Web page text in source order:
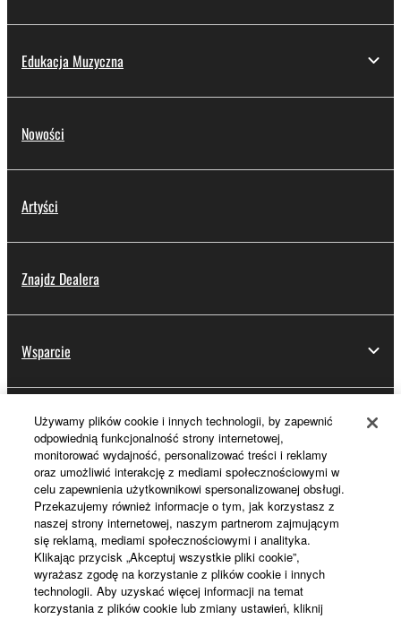
Edukacja Muzyczna
Nowości
Artyści
Znajdz Dealera
Wsparcie
Rejestracja Yamaha Music ID
Informacje o Yamaha
Polska - Polish
Biznes
Używamy plików cookie i innych technologii, by zapewnić
odpowiednią funkcjonalność strony internetowej,
monitorować wydajność, personalizować treści i reklamy
oraz umożliwić interakcję z mediami społecznościowymi w
celu zapewnienia użytkownikowi spersonalizowanej obsługi.
Przekazujemy również informacje o tym, jak korzystasz z
naszej strony internetowej, naszym partnerom zajmującym
się reklamą, mediami społecznościowymi i analityka.
Klikając przycisk „Akceptuj wszystkie pliki cookie”,
wyrażasz zgodę na korzystanie z plików cookie i innych
technologii. Aby uzyskać więcej informacji na temat
korzystania z plików cookie lub zmiany ustawień, kliknij